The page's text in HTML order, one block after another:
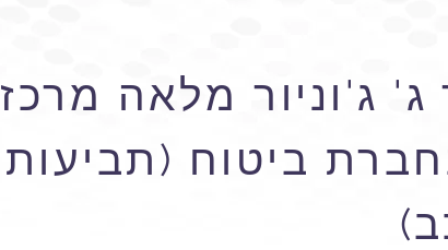
ג'וניור מלאה מרכז
ביטוח (תביעות